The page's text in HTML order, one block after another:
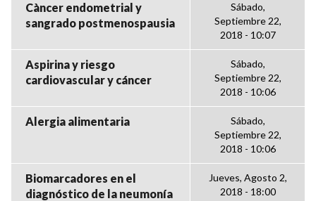
Càncer endometrial y
sangrado postmenospausia
Sábado,
Septiembre 22,
2018 - 10:07
Aspirina y riesgo
cardiovascular y cáncer
Sábado,
Septiembre 22,
2018 - 10:06
Alergia alimentaria
Sábado,
Septiembre 22,
2018 - 10:06
Biomarcadores en el
diagnóstico de la neumonía
Jueves, Agosto 2,
2018 - 18:00